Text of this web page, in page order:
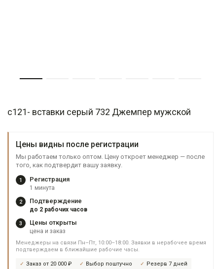
c121- вставки серый 732 Джемпер мужской
Цены видны после регистрации
Мы работаем только оптом. Цену откроет менеджер — после
того, как подтвердит вашу заявку.
1 Регистрация
1 минута
2 Подтверждение
до 2 рабочих часов
3 Цены открыты
цена и заказ
Менеджеры на связи Пн–Пт, 10:00–18:00. Заявки в нерабочее время
подтверждаем в ближайшие рабочие часы.
Заказ от 20 000 ₽ Выбор поштучно
Резерв 7 дней